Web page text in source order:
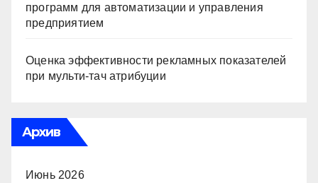
программ для автоматизации и управления
предприятием
Оценка эффективности рекламных показателей
при мульти-тач атрибуции
Архив
Июнь 2026